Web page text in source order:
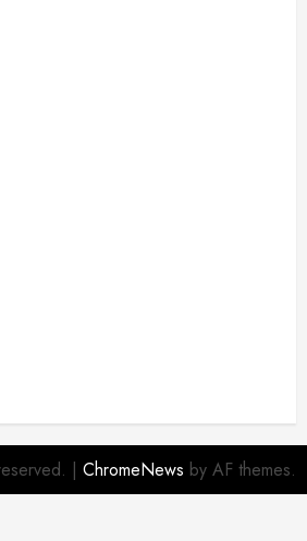
| ChromeNews by AF themes.